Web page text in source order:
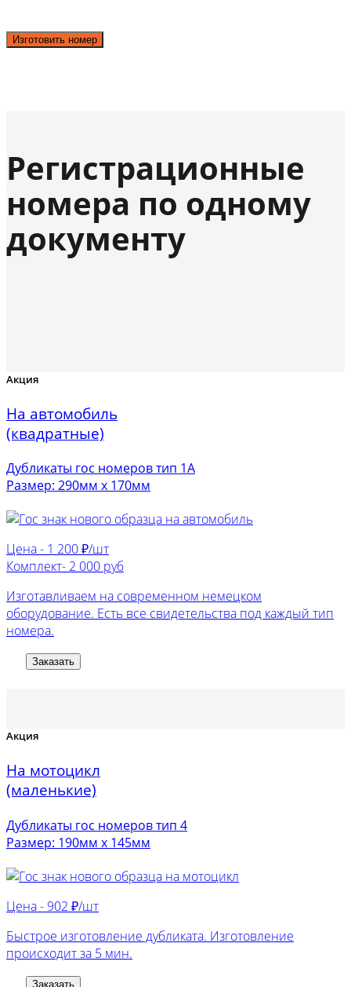
Изготовить номер
Регистрационные
номера по одному
документу
Акция
На автомобиль
(квадратные)
Дубликаты гос номеров тип 1А
Размер: 290мм х 170мм
Цена - 1 200 ₽/шт
Комплект- 2 000 руб
Изготавливаем на современном немецком
оборудование. Есть все свидетельства под каждый тип
номера.
Заказать
Акция
На мотоцикл
(маленькие)
Дубликаты гос номеров тип 4
Размер: 190мм х 145мм
Цена - 902 ₽/шт
Быстрое изготовление дубликата. Изготовление
происходит за 5 мин.
Заказать